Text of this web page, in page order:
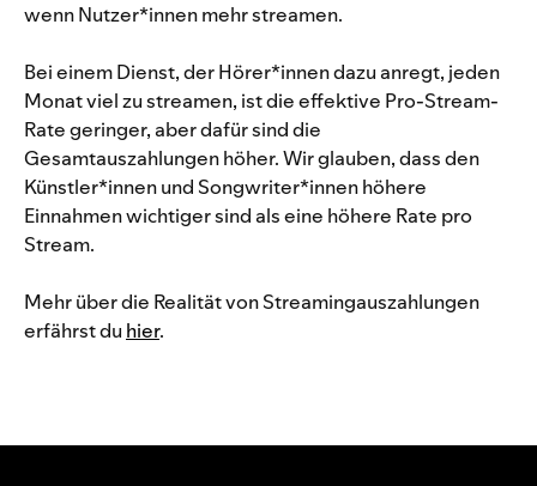
wenn Nutzer*innen mehr streamen.
Bei einem Dienst, der Hörer*innen dazu anregt, jeden
Monat viel zu streamen, ist die effektive Pro-Stream-
Rate geringer, aber dafür sind die
Gesamtauszahlungen höher. Wir glauben, dass den
Künstler*innen und Songwriter*innen höhere
Einnahmen wichtiger sind als eine höhere Rate pro
Stream.
Mehr über die Realität von Streamingauszahlungen
erfährst du hier.